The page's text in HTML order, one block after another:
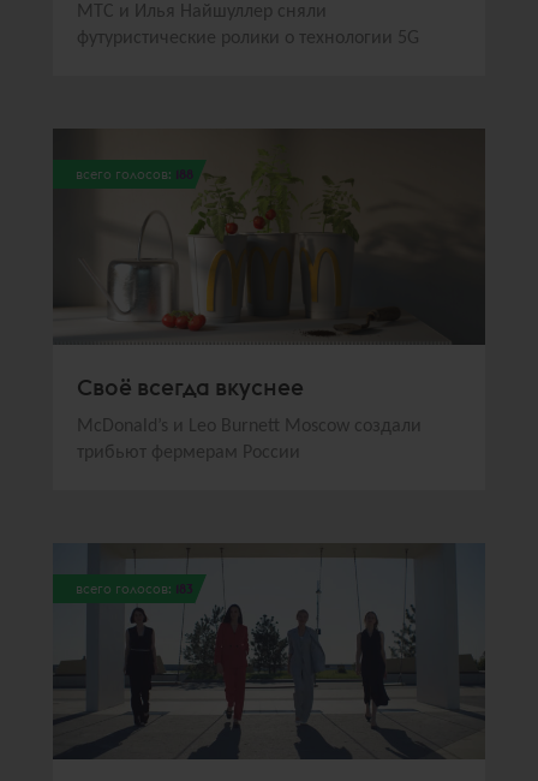
МТС и Илья Найшуллер сняли
футуристические ролики о технологии 5G
всего голосов: 188
Своё всегда вкуснее
McDonald’s и Leo Burnett Moscow создали
трибьют фермерам России
всего голосов: 183